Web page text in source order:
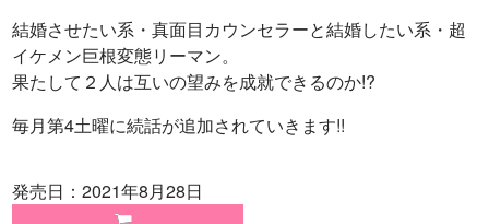
結婚させたい系・真面目カウンセラーと結婚したい系・超
イケメン巨根変態リーマン。
果たして２人は互いの望みを成就できるのか!?
毎月第4土曜に続話が追加されていきます!!
発売日：2021年8月28日